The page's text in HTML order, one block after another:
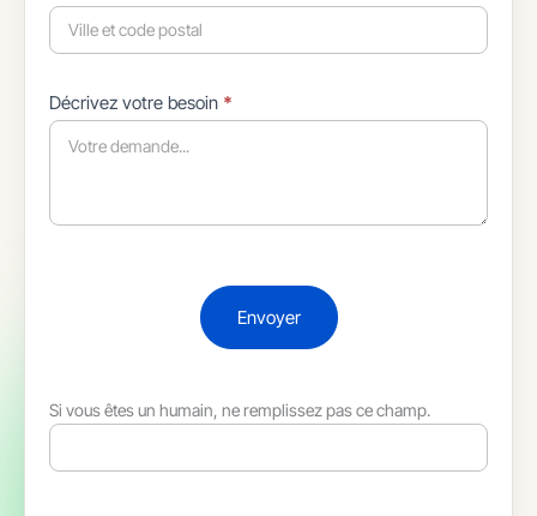
Décrivez votre besoin *
Envoyer
Si vous êtes un humain, ne remplissez pas ce champ.